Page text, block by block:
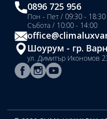
0896 725 956
Пон - Пет / 09:30 - 18:30
Събота / 10:00 - 14:00
Шоурум - гр.
ул. Димитър Икономов